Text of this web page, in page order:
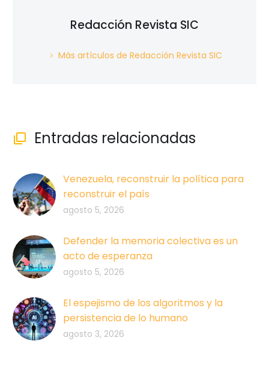
Redacción Revista SIC
Más artículos de Redacción Revista SIC
 Entradas relacionadas
Venezuela, reconstruir la política para
reconstruir el país
agosto 5, 2026
Defender la memoria colectiva es un
acto de esperanza
agosto 5, 2026
El espejismo de los algoritmos y la
persistencia de lo humano
agosto 3, 2026